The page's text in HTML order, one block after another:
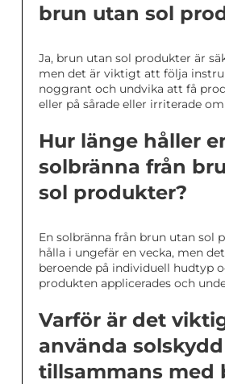
brun utan sol
Ja, brun utan sol produkter är
men det är viktigt att följa
noggrant och undvika att få
eller på sårade eller irriterade
Hur länge håller
solbränna från
sol produkter?
En solbränna från brun utan sol
hålla i ungefär en vecka, men
beroende på individuell hudtyp
produkten applicerades och
Varför är det
använda solskydd
tillsammans med